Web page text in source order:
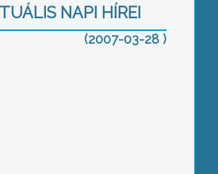
NAPI HÍREI
(2007-03-28 )